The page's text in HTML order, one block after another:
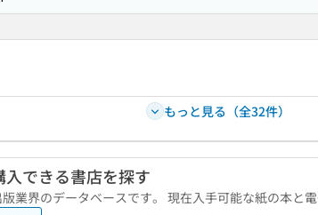
もっと見る（全32件）
入できる書店を探す
業界のデータベースです。 現在入手可能な紙の本と